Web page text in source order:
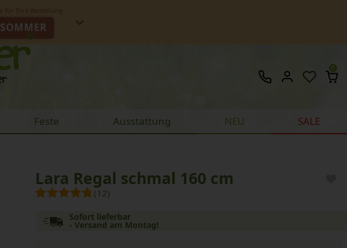
SOMMER
0
Feste Ausstattung NEU SALE
Lara Regal schmal 160 cm
(12)
Sofort lieferbar
- Versand am Montag!